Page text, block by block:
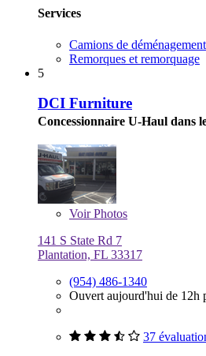
Services
Camions de déménagement
Remorques et remorquage
5
DCI Furniture
Concessionnaire U-Haul dans
VoirPhotos
141 S State Rd 7
Plantation, FL 33317
(954) 486-1340
Ouvert aujourd'hui de 12h
37